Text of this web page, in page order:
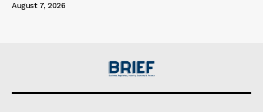
August 7, 2026